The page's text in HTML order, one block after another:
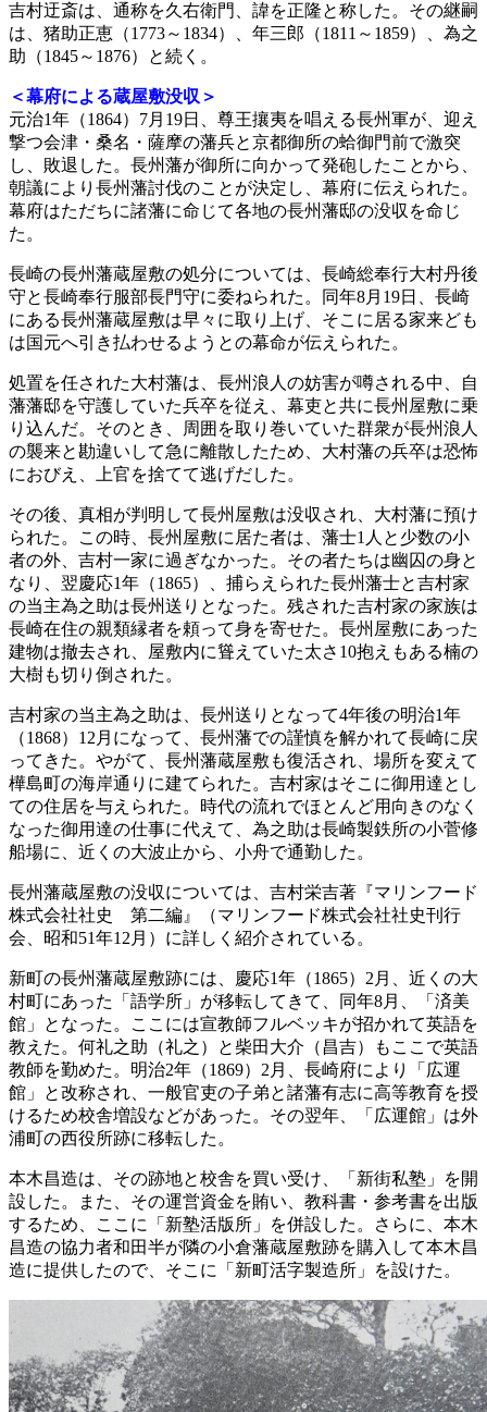
吉村迂斎は、通称を久右衛門、諱を正隆と称した。その継嗣
は、猪助正恵（1773～1834）、年三郎（1811～1859）、為之
助（1845～1876）と続く。
＜幕府による蔵屋敷没収＞
元治1年（1864）7月19日、尊王攘夷を唱える長州軍が、迎え
撃つ会津・桑名・薩摩の藩兵と京都御所の蛤御門前で激突
し、敗退した。長州藩が御所に向かって発砲したことから、
朝議により長州藩討伐のことが決定し、幕府に伝えられた。
幕府はただちに諸藩に命じて各地の長州藩邸の没収を命じ
た。
長崎の長州藩蔵屋敷の処分については、長崎総奉行大村丹後
守と長崎奉行服部長門守に委ねられた。同年8月19日、長崎
にある長州藩蔵屋敷は早々に取り上げ、そこに居る家来ども
は国元へ引き払わせるようとの幕命が伝えられた。
処置を任された大村藩は、長州浪人の妨害が噂される中、自
藩藩邸を守護していた兵卒を従え、幕吏と共に長州屋敷に乗
り込んだ。そのとき、周囲を取り巻いていた群衆が長州浪人
の襲来と勘違いして急に離散したため、大村藩の兵卒は恐怖
におびえ、上官を捨てて逃げだした。
その後、真相が判明して長州屋敷は没収され、大村藩に預け
られた。この時、長州屋敷に居た者は、藩士1人と少数の小
者の外、吉村一家に過ぎなかった。その者たちは幽囚の身と
なり、翌慶応1年（1865）、捕らえられた長州藩士と吉村家
の当主為之助は長州送りとなった。残された吉村家の家族は
長崎在住の親類縁者を頼って身を寄せた。長州屋敷にあった
建物は撤去され、屋敷内に聳えていた太さ10抱えもある楠の
大樹も切り倒された。
吉村家の当主為之助は、長州送りとなって4年後の明治1年
（1868）12月になって、長州藩での謹慎を解かれて長崎に戻
ってきた。やがて、長州藩蔵屋敷も復活され、場所を変えて
樺島町の海岸通りに建てられた。吉村家はそこに御用達とし
ての住居を与えられた。時代の流れでほとんど用向きのなく
なった御用達の仕事に代えて、為之助は長崎製鉄所の小菅修
船場に、近くの大波止から、小舟で通勤した。
長州藩蔵屋敷の没収については、吉村栄吉著『マリンフード
株式会社社史 第二編』（マリンフード株式会社社史刊行
会、昭和51年12月）に詳しく紹介されている。
新町の長州藩蔵屋敷跡には、慶応1年（1865）2月、近くの大
村町にあった「語学所」が移転してきて、同年8月、「済美
館」となった。ここには宣教師フルベッキが招かれて英語を
教えた。何礼之助（礼之）と柴田大介（昌吉）もここで英語
教師を勤めた。明治2年（1869）2月、長崎府により「広運
館」と改称され、一般官吏の子弟と諸藩有志に高等教育を授
けるため校舎増設などがあった。その翌年、「広運館」は外
浦町の西役所跡に移転した。
本木昌造は、その跡地と校舎を買い受け、「新街私塾」を開
設した。また、その運営資金を賄い、教科書・参考書を出版
するため、ここに「新塾活版所」を併設した。さらに、本木
昌造の協力者和田半が隣の小倉藩蔵屋敷跡を購入して本木昌
造に提供したので、そこに「新町活字製造所」を設けた。